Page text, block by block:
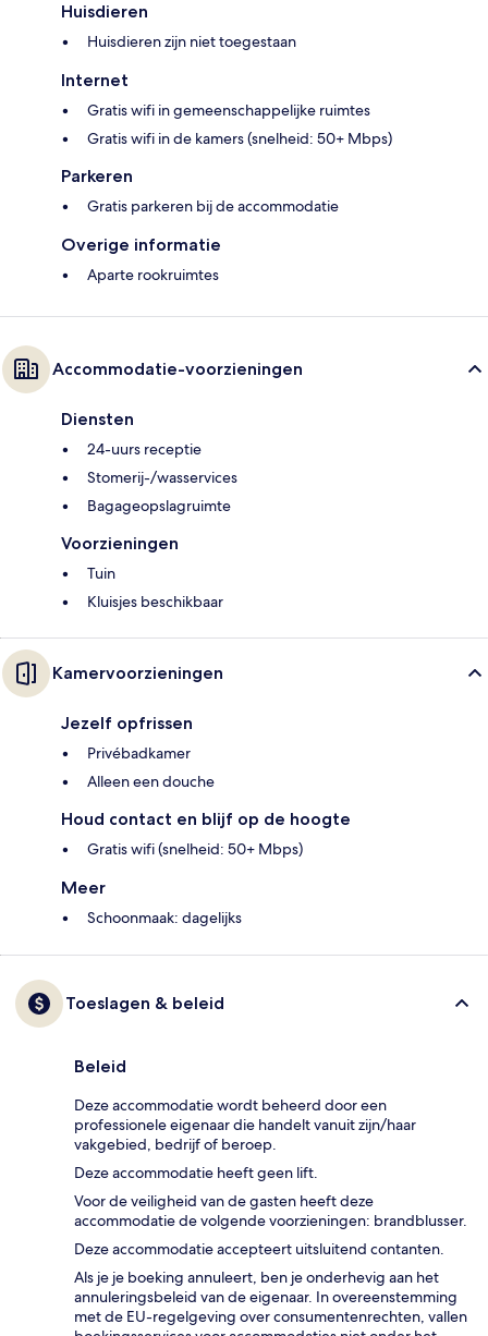
Huisdieren
Huisdieren zijn niet toegestaan
Internet
Gratis wifi in gemeenschappelijke ruimtes
Gratis wifi in de kamers (snelheid: 50+ Mbps)
Parkeren
Gratis parkeren bij de accommodatie
Overige informatie
Aparte rookruimtes
Accommodatie-voorzieningen
Diensten
24-uurs receptie
Stomerij-/wasservices
Bagageopslagruimte
Voorzieningen
Tuin
Kluisjes beschikbaar
Kamervoorzieningen
Jezelf opfrissen
Privébadkamer
Alleen een douche
Houd contact en blijf op de hoogte
Gratis wifi (snelheid: 50+ Mbps)
Meer
Schoonmaak: dagelijks
Toeslagen & beleid
Beleid
Deze accommodatie wordt beheerd door een
professionele eigenaar die handelt vanuit zijn/haar
vakgebied, bedrijf of beroep.
Deze accommodatie heeft geen lift.
Voor de veiligheid van de gasten heeft deze
accommodatie de volgende voorzieningen: brandblusser.
Deze accommodatie accepteert uitsluitend contanten.
Als je je boeking annuleert, ben je onderhevig aan het
annuleringsbeleid van de eigenaar. In overeenstemming
met de EU-regelgeving over consumentenrechten, vallen